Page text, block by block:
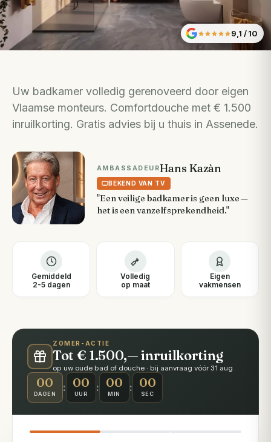
9,1 / 10
Uw badkamer volledig gerenoveerd door eigen
Vlaamse monteurs. Comfortdouche met € 1.500
inruilkorting. Gratis advies bij u thuis in Assenede.
AMBASSADEURHans Kazàn
BEKEND VAN TV
"Een veilige badkamer is geen luxe —
het is een vanzelfsprekendheid."
Gemiddeld
2-5 dagen
Volledig
op maat
Eigen
vakmensen
ZOMER-ACTIE
Tot € 1.500,— inruilkorting
op uw oude bad of douche · bij aanvraag vóór 31 aug
00
DAGEN
: 00
UUR
: 00
MIN
: 00
SEC